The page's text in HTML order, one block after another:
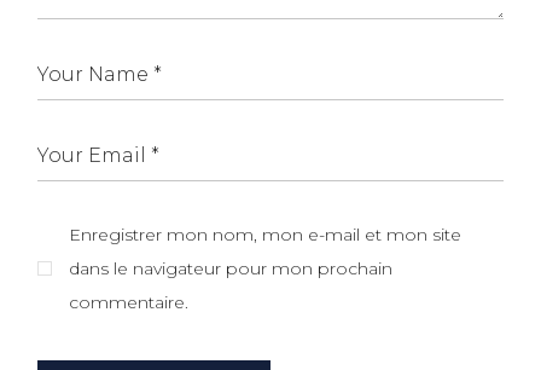
Enregistrer mon nom, mon e-mail et mon site
dans le navigateur pour mon prochain
commentaire.